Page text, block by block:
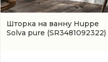
Шторка на ванну Huppe
Solva pure (SR3481092322)